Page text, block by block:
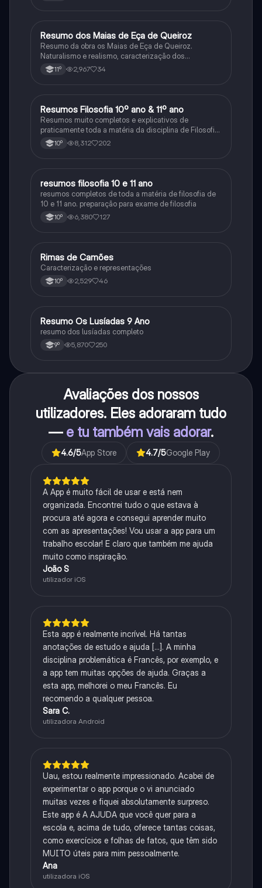
Português
Resumo dos Maias de Eça de Queiroz
Resumo da obra os Maias de Eça de Queiroz.
Naturalismo e realismo, caracterização dos
personagens e contexto histórico.
11º 2,967 34
Filosofia
Resumos Filosofia 10º ano & 11º ano
Resumos muito completos e explicativos de
praticamente toda a matéria da disciplina de Filosofia
10º 8,312 202
Filosofia
resumos filosofia 10 e 11 ano
resumos completos de toda a matéria de filosofia de
10 e 11 ano. preparação para exame de filosofia
10º 6,380 127
Português
Rimas de Camões
Caracterização e representações
10º 2,529 46
Português
Resumo Os Lusíadas 9 Ano
resumo dos lusíadas completo
9º 5,870 250
Avaliações dos nossos
utilizadores. Eles adoraram tudo
— e tu também vais adorar.
4.6/5App Store 4.7/5Google Play
A App é muito fácil de usar e está nem
organizada. Encontrei tudo o que estava à
procura até agora e consegui aprender muito
com as apresentações! Vou usar a app para um
trabalho escolar! E claro que também me ajuda
muito como inspiração.
João S
utilizador iOS
Esta app é realmente incrível. Há tantas
anotações de estudo e ajuda [...]. A minha
disciplina problemática é Francês, por exemplo, e
a app tem muitas opções de ajuda. Graças a
esta app, melhorei o meu Francês. Eu
recomendo a qualquer pessoa.
Sara C.
utilizadora Android
Uau, estou realmente impressionado. Acabei de
experimentar o app porque o vi anunciado
muitas vezes e fiquei absolutamente surpreso.
Este app é A AJUDA que você quer para a
escola e, acima de tudo, oferece tantas coisas,
como exercícios e folhas de fatos, que têm sido
MUITO úteis para mim pessoalmente.
Ana
utilizadora iOS